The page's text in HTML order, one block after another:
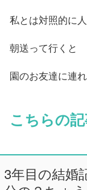
私とは対照的に
朝送って行くと
園のお友達に連
こちらの
3年目の結婚